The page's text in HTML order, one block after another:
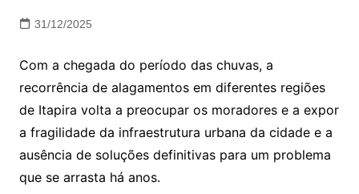
31/12/2025
Com a chegada do período das chuvas, a
recorrência de alagamentos em diferentes regiões
de Itapira volta a preocupar os moradores e a expor
a fragilidade da infraestrutura urbana da cidade e a
ausência de soluções definitivas para um problema
que se arrasta há anos.